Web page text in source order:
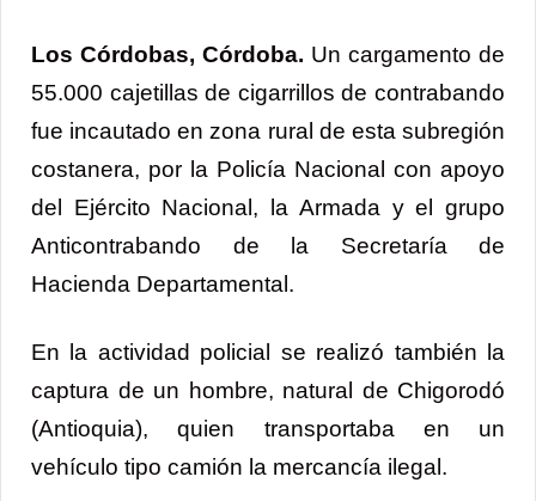
Los Córdobas, Córdoba. Un cargamento de
55.000 cajetillas de cigarrillos de contrabando
fue incautado en zona rural de esta subregión
costanera, por la Policía Nacional con apoyo
del Ejército Nacional, la Armada y el grupo
Anticontrabando de la Secretaría de
Hacienda Departamental.
En la actividad policial se realizó también la
captura de un hombre, natural de Chigorodó
(Antioquia), quien transportaba en un
vehículo tipo camión la mercancía ilegal.